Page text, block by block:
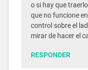
o si hay que
que no funcione
control sobre el
mirar de hacer el
RESPONDER